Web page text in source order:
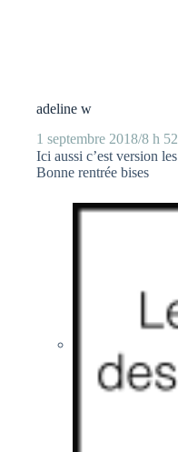
adeline w
1 septembre 2018/8 h
Ici aussi c’est version
Bonne rentrée bises